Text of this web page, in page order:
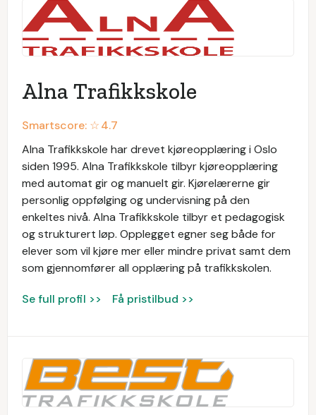
Alna Trafikkskole
Smartscore: ☆4.7
Alna Trafikkskole har drevet kjøreopplæring i Oslo
siden 1995. Alna Trafikkskole tilbyr kjøreopplæring
med automat gir og manuelt gir. Kjørelærerne gir
personlig oppfølging og undervisning på den
enkeltes nivå. Alna Trafikkskole tilbyr et pedagogisk
og strukturert løp. Opplegget egner seg både for
elever som vil kjøre mer eller mindre privat samt dem
som gjennomfører all opplæring på trafikkskolen.
Se full profil >> Få pristilbud >>